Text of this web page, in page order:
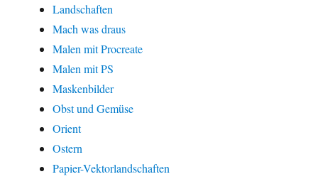
Landschaften
Mach was draus
Malen mit Procreate
Malen mit PS
Maskenbilder
Obst und Gemüse
Orient
Ostern
Papier-Vektorlandschaften